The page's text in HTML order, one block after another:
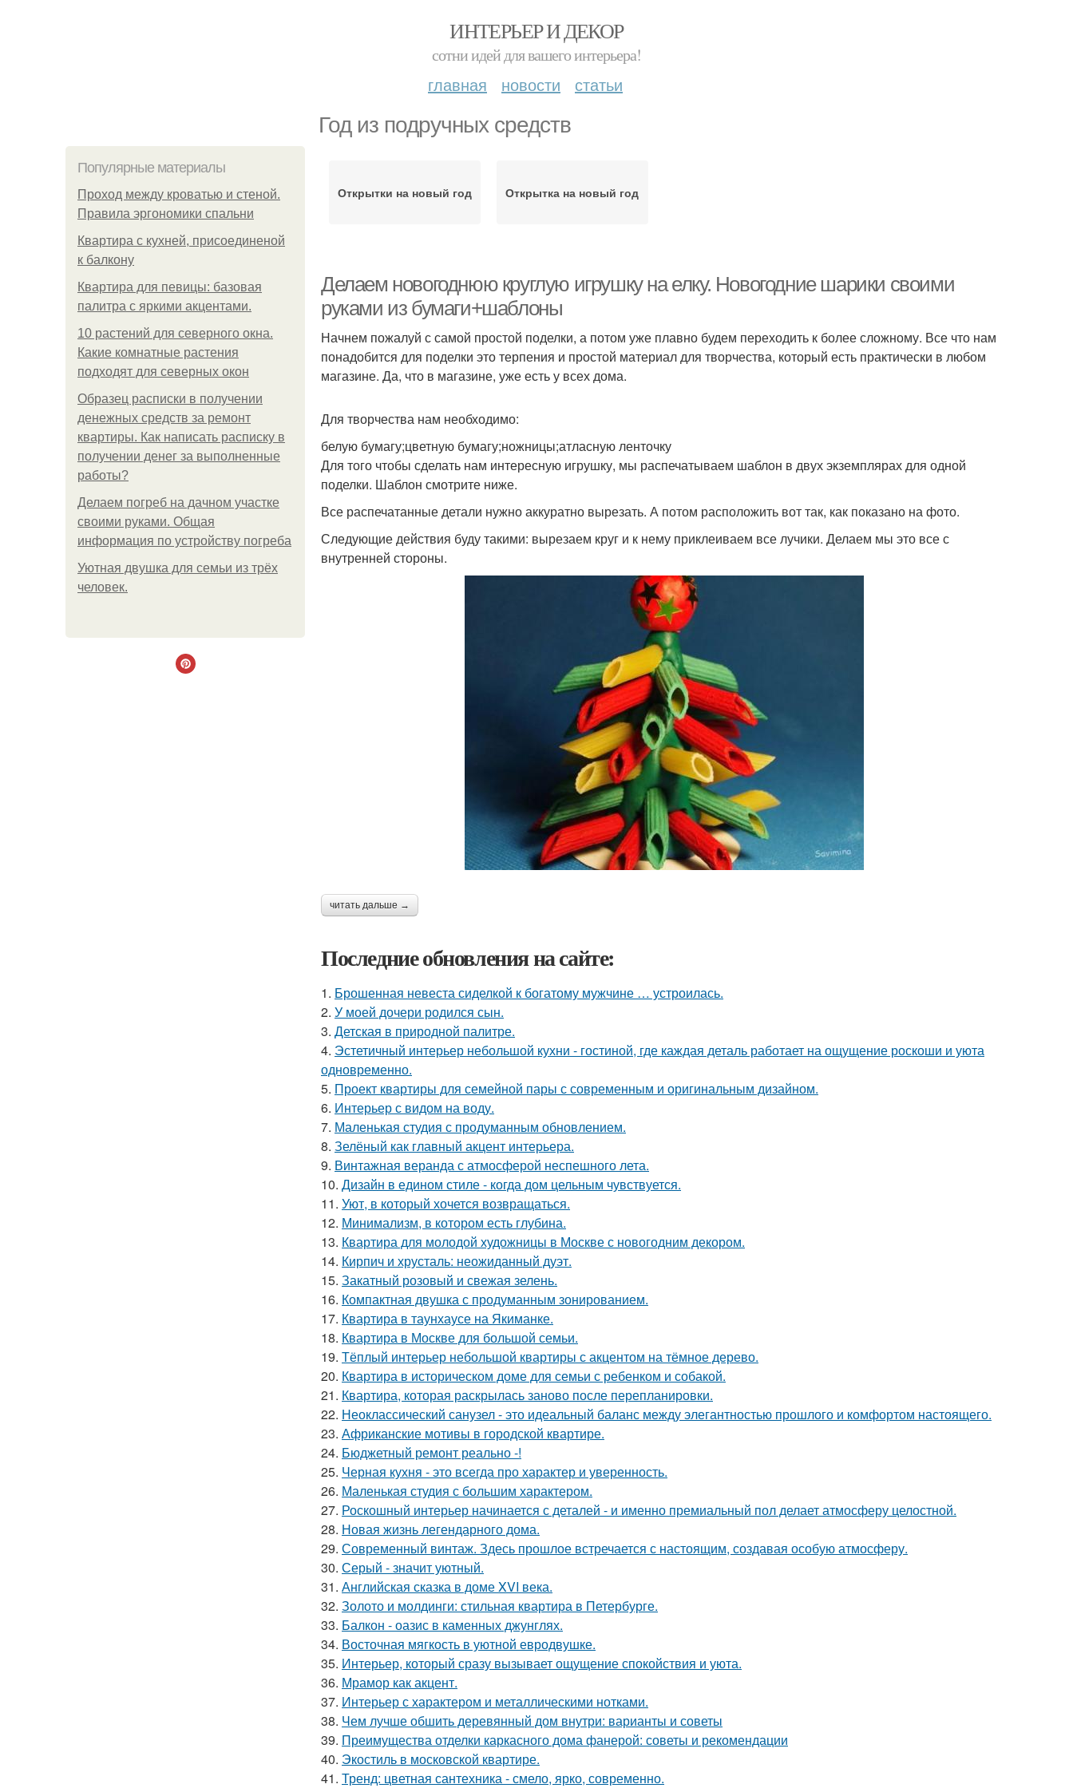
ИНТЕРЬЕР И ДЕКОР
сотни идей для вашего интерьера!
главная новости статьи
Год из подручных средств
Популярные материалы
Проход между кроватью и стеной.
Правила эргономики спальни
Квартира с кухней, присоединеной
к балкону
Квартира для певицы: базовая
палитра с яркими акцентами.
10 растений для северного окна.
Какие комнатные растения
подходят для северных окон
Образец расписки в получении
денежных средств за ремонт
квартиры. Как написать расписку в
получении денег за выполненные
работы?
Делаем погреб на дачном участке
своими руками. Общая
информация по устройству погреба
Уютная двушка для семьи из трёх
человек.
Открытки на новый год Открытка на новый год
Делаем новогоднюю круглую игрушку на елку. Новогодние шарики своими
руками из бумаги+шаблоны
Начнем пожалуй с самой простой поделки, а потом уже плавно будем переходить к более сложному. Все что нам
понадобится для поделки это терпения и простой материал для творчества, который есть практически в любом
магазине. Да, что в магазине, уже есть у всех дома.
Для творчества нам необходимо:
белую бумагу;цветную бумагу;ножницы;атласную ленточку
Для того чтобы сделать нам интересную игрушку, мы распечатываем шаблон в двух экземплярах для одной
поделки. Шаблон смотрите ниже.
Все распечатанные детали нужно аккуратно вырезать. А потом расположить вот так, как показано на фото.
Следующие действия буду такими: вырезаем круг и к нему приклеиваем все лучики. Делаем мы это все с
внутренней стороны.
читать дальше →
Последние обновления на сайте:
1. Брошенная невеста сиделкой к богатому мужчине … устроилась.
2. У моей дочери родился сын.
3. Детская в природной палитре.
4. Эстетичный интерьер небольшой кухни - гостиной, где каждая деталь работает на ощущение роскоши и уюта
одновременно.
5. Проект квартиры для семейной пары с современным и оригинальным дизайном.
6. Интерьер с видом на воду.
7. Маленькая студия с продуманным обновлением.
8. Зелёный как главный акцент интерьера.
9. Винтажная веранда с атмосферой неспешного лета.
10. Дизайн в едином стиле - когда дом цельным чувствуется.
11. Уют, в который хочется возвращаться.
12. Минимализм, в котором есть глубина.
13. Квартира для молодой художницы в Москве с новогодним декором.
14. Кирпич и хрусталь: неожиданный дуэт.
15. Закатный розовый и свежая зелень.
16. Компактная двушка с продуманным зонированием.
17. Квартира в таунхаусе на Якиманке.
18. Квартира в Москве для большой семьи.
19. Тёплый интерьер небольшой квартиры с акцентом на тёмное дерево.
20. Квартира в историческом доме для семьи с ребенком и собакой.
21. Квартира, которая раскрылась заново после перепланировки.
22. Неоклассический санузел - это идеальный баланс между элегантностью прошлого и комфортом настоящего.
23. Африканские мотивы в городской квартире.
24. Бюджетный ремонт реально -!
25. Черная кухня - это всегда про характер и уверенность.
26. Маленькая студия с большим характером.
27. Роскошный интерьер начинается с деталей - и именно премиальный пол делает атмосферу целостной.
28. Новая жизнь легендарного дома.
29. Современный винтаж. Здесь прошлое встречается с настоящим, создавая особую атмосферу.
30. Серый - значит уютный.
31. Английская сказка в доме XVI века.
32. Золото и молдинги: стильная квартира в Петербурге.
33. Балкон - оазис в каменных джунглях.
34. Восточная мягкость в уютной евродвушке.
35. Интерьер, который сразу вызывает ощущение спокойствия и уюта.
36. Мрамор как акцент.
37. Интерьер с характером и металлическими нотками.
38. Чем лучше обшить деревянный дом внутри: варианты и советы
39. Преимущества отделки каркасного дома фанерой: советы и рекомендации
40. Экостиль в московской квартире.
41. Тренд: цветная сантехника - смело, ярко, современно.